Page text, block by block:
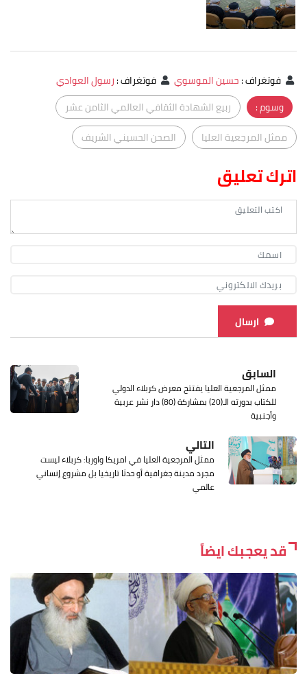
فوتغراف:حسين الموسوي فوتغراف:رسول العوادي
وسوم :
ربيع الشهادة الثقافي العالمي الثامن عشر
ممثل المرجعية العليا
الصحن الحسيني الشريف
اترك تعليق
ارسال
السابق
ممثل المرجعية العليا يفتتح معرض كربلاء الدولي
للكتاب بدورته الـ(20) بمشاركة (80) دار نشر عربية
وأجنبية
التالي
ممثل المرجعية العليا في امريكا واوربا: كربلاء ليست
مجرد مدينة جغرافية أو حدثا تاريخيا بل مشروع إنساني
عالمي
قد يعجبك ايضاً